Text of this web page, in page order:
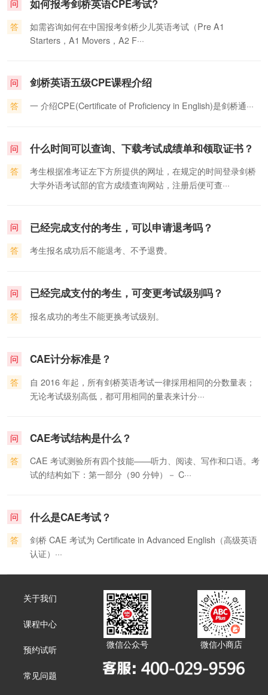
问 如何报考剑桥英语CPE考试?
答
如需咨询如何在中国报考剑桥少儿英语考试（Pre A1
Starters，A1 Movers，A2 F···
问 剑桥英语五级CPE课程介绍
答 一 介绍CPE(Certificate of Proficiency in English)是剑桥通···
问 什么时间可以查询、下载考试成绩单和领取证书？
答
考生根据准考证左下方所提供的网址，在规定的时间登录剑桥
大学外语考试部的官方成绩查询网站，注册后便可查···
问 已经完成支付的考生，可以申请退考吗？
答 考生报名成功后不能退考、不予退费。
问 已经完成支付的考生，可变更考试级别吗？
答 报名成功的考生不能更换考试级别。
问 CAE计分标准是？
答
自 2016 年起，所有剑桥英语考试一律採用相同的分数量表；
无论考试级别高低，都可用相同的量表来计分···
问 CAE考试结构是什么？
答
CAE 考试测验所有四个技能——听力、阅读、写作和口语。考
试的结构如下：第一部分（90 分钟）－ C···
问 什么是CAE考试？
答
剑桥 CAE 考试为 Certificate in Advanced English（高级英语
认证）···
关于我们
课程中心
预约试听
常见问题
微信公众号 微信小商店